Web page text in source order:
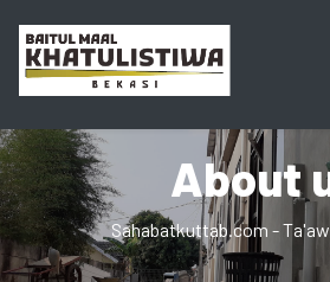
About
Sahabatkuttab.com -